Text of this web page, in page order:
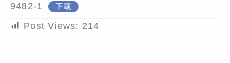
9482-1 下載
Post Views: 214